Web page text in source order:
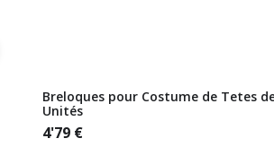
Breloques pour Costume de Tetes
Unités
4'79 €